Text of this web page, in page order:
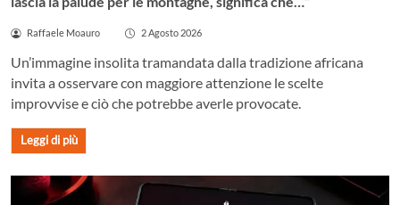
Raffaele Moauro 2 Agosto 2026
Un’immagine insolita tramandata dalla tradizione africana
invita a osservare con maggiore attenzione le scelte
improvvise e ciò che potrebbe averle provocate.
Leggi di più